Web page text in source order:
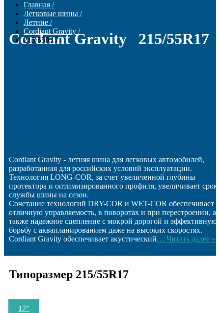
Главная /
Легковые шины /
Летние /
Cordiant Gravity /
215/55R17
Cordiant Gravity 215/55R17
Cordiant Gravity - летняя шина для легковых автомобилей,
разработанная для российских условий эксплуатации.
Технология LONG-COR, за счет увеличенной глубины
протектора и оптимизированного профиля, увеличивает срок
службы шины на сезон.
Сочетание технологий DRY-COR и WET-COR обеспечивает
отличную управляемость, в поворотах и при перестроении, а
также надежное сцепление с мокрой дорогой и эффективную
борьбу с аквапланированием даже на высоких скоростях.
Cordiant Gravity обеспечивает акустический… Читать далее »
Типоразмер 215/55R17
17″